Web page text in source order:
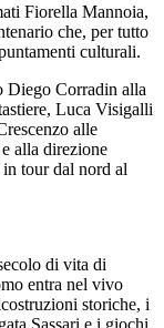
Fiorella Mannoia,
che, per tutto
culturali.
Diego Corradin alla
Luca Visigalli
alle
alla direzione
tour dal nord al
di vita di
entra nel vivo
storiche, i
Sassari e i giochi